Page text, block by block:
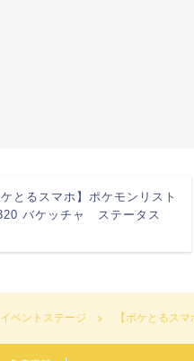
ケとるスマホ】ポケモンリスト
バケッチャ ステータス
イベントステージ 【ポケとるス